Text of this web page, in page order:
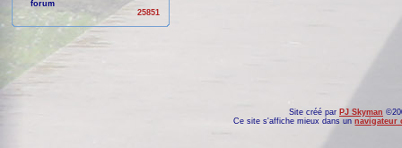
forum
25851
Site créé par PJ Skyman
Ce site s'affiche mieux dans unnavigateur